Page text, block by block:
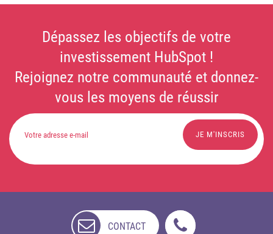
Dépassez les objectifs de votre
investissement HubSpot !
Rejoignez notre communauté et donnez-
vous les moyens de réussir
CONTACT